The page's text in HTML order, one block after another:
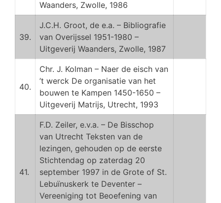
Waanders, Zwolle, 1986
39.
J.C.H. Groot, de e.a. – Bibliografie
van Overijssel 1951-1980 –
Uitgeverij Waanders, Zwolle, 1987
40.
Chr. J. Kolman – Naer de eisch van
’t werck De organisatie van het
bouwen te Kampen 1450-1650 –
Uitgeverij Matrijs, Utrecht, 1993
41.
F.D. Zeiler, e.v.a. – De Bisschop
van Utrecht Teksten van de
lezingen, gehouden op de eerste
Stichtendag op zaterdag 20
september 1997 in de Grote of St.
Lebuïnuskerk te Deventer –
Vereeniging tot Beoefening van